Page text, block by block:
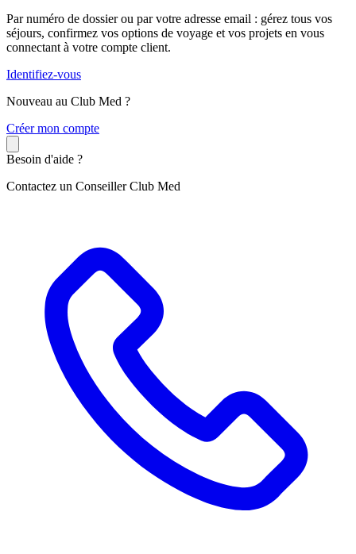
Par numéro de dossier ou par votre adresse email : gérez tous vos
séjours, confirmez vos options de voyage et vos projets en vous
connectant à votre compte client.
Identifiez-vous
Nouveau au Club Med ?
Créer mon compte
Besoin d'aide ?
Contactez un Conseiller Club Med